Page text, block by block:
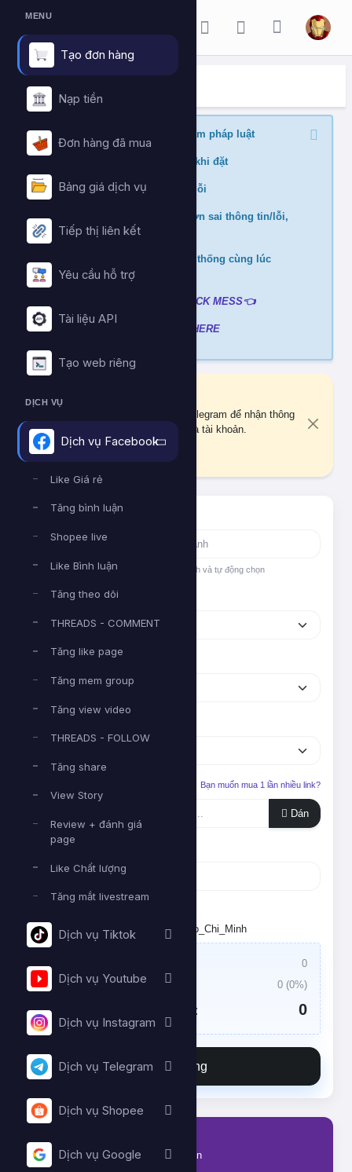
MENU
Tạo đơn hàng
Nạp tiền
Đơn hàng đã mua
Bảng giá dịch vụ
Tiếp thị liên kết
Yêu cầu hỗ trợ
Tài liệu API
Tạo web riêng
DỊCH VỤ
Dịch vụ Facebook
Like Giá rẻ
Tăng bình luận
Shopee live
Like Bình luận
Tăng theo dõi
THREADS - COMMENT
Tăng like page
Tăng mem group
Tăng view video
THREADS - FOLLOW
Tăng share
View Story
Review + đánh giá
page
Like Chất lượng
Tăng mắt livestream
Dịch vụ Tiktok
Dịch vụ Youtube
Dịch vụ Instagram
Dịch vụ Telegram
Dịch vụ Shopee
Dịch vụ Google
ĐẶT HÀNG DỊCH VỤ
Trang chủ Đặt hàng dịch vụ
Nghiêm cấm buff nội dung vi phạm pháp luật
Kiểm tra min/max quantity trước khi đặt
Đảm bảo link chính xác để tránh lỗi
Không hỗ trợ và hoàn tiền nếu đơn sai thông tin/lỗi,
cài đè đơn
Không xử lý nếu mua ở nhiều hệ thống cùng lúc
tránh hao hụt số dư
CLICK MESS👈
Xem video hướng dẫn CLICK HERE
Bạn chưa liên kết tài khoản Telegram để nhận thông
báo quan trọng về đơn hàng và tài khoản.
Tìm nhanh dịch vụ
Nhập tên hoặc ID dịch vụ để tìm kiếm nhanh và tự động chọn
Nền tảng
Phân loại
Bạn muốn mua 1 lần nhiều link?
Dán
Số lượng
Tối thiểu:- Tối đa:
Đặt lịch chạy. Múi giờ: Asia/Ho_Chi_Minh
Giá trị đơn hàng:
0
Thuế VAT:
0 (0%)
Tổng tiền cần thanh toán: 0
Đặt hàng
Thông tin tài khoản của bạn